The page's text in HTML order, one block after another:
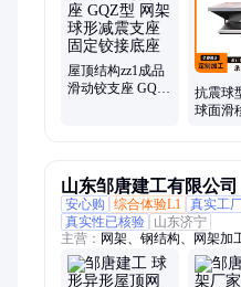
座、隔震支座、网架橡胶支
座、橡胶支座、桥梁支座、
水带、滑动铰支座、成品滑动
屋顶结构zz1成品
滑动铰支座 GQZ
抗震球
球面滑
山东邹唐建工有限公司
安心购
综合体验L1 真实工
真实性已核验
山东济宁
主营： 网架、钢结构、网架加
站网架、煤棚网架、体育馆网
煤棚网架、看台网架、网架厂